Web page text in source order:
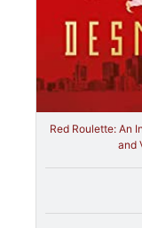
Red Roulette: An
and